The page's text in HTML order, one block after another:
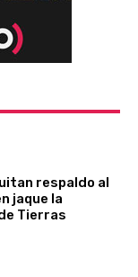
respaldo al
jaque la
Tierras